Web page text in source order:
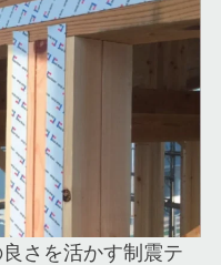
さを活かす制震テ